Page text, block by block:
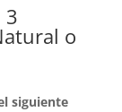
3
o
siguiente